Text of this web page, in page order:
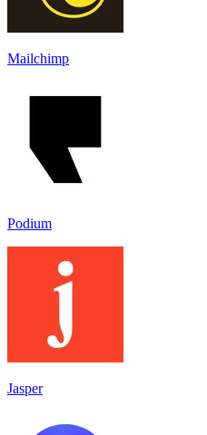
Mailchimp
Podium
Jasper